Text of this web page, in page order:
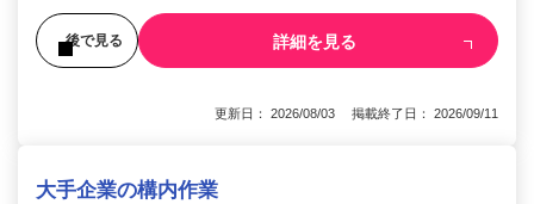
後で見る 詳細を見る
更新日： 2026/08/03 掲載終了日： 2026/09/11
大手企業の構内作業